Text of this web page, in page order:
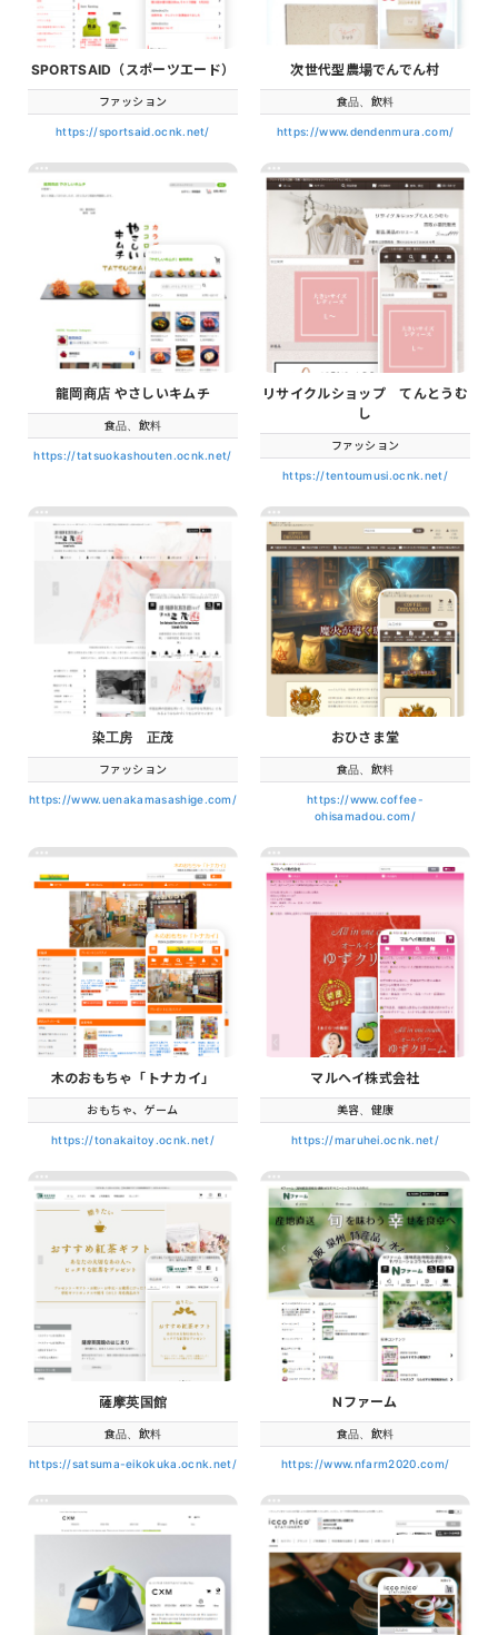
SPORTSAID（スポーツエード）
ファッション
https://sportsaid.ocnk.net/
次世代型農場でんでん村
食品、飲料
https://www.dendenmura.com/
龍岡商店 やさしいキムチ
食品、飲料
https://tatsuokashouten.ocnk.net/
リサイクルショップ てんとうむ
し
ファッション
https://tentoumusi.ocnk.net/
染工房 正茂
ファッション
https://www.uenakamasashige.com/
おひさま堂
食品、飲料
https://www.coffee-
ohisamadou.com/
木のおもちゃ「トナカイ」
おもちゃ、ゲーム
https://tonakaitoy.ocnk.net/
マルヘイ株式会社
美容、健康
https://maruhei.ocnk.net/
薩摩英国館
食品、飲料
https://satsuma-eikokuka.ocnk.net/
Nファーム
食品、飲料
https://www.nfarm2020.com/